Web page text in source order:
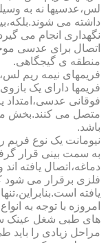
لس،عدسیها نه به
داشته می
نگهداری انجام می
اتصال برای عدسی
منطقه ی گیجگاهی.
فریمهای نیمه ریم
فریمها دارای یک
متصل می کنند.بخش
باشد.
نیومانت یک نوع فریم
به سمت بینی قرار
دماغه،اتصال یافته
فلزی برقرار می
یافته
امروزه با توجه به
های طبی شغل عینک
مراحل زیادی را باید